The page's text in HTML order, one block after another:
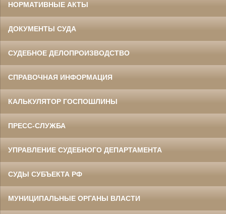
НОРМАТИВНЫЕ АКТЫ
ДОКУМЕНТЫ СУДА
СУДЕБНОЕ ДЕЛОПРОИЗВОДСТВО
СПРАВОЧНАЯ ИНФОРМАЦИЯ
КАЛЬКУЛЯТОР ГОСПОШЛИНЫ
ПРЕСС-СЛУЖБА
УПРАВЛЕНИЕ СУДЕБНОГО ДЕПАРТАМЕНТА
СУДЫ СУБЪЕКТА РФ
МУНИЦИПАЛЬНЫЕ ОРГАНЫ ВЛАСТИ